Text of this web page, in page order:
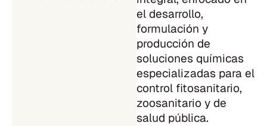
el desarrollo,
formulación y
producción de
soluciones químicas
especializadas para el
control fitosanitario,
zoosanitario y de
salud pública.